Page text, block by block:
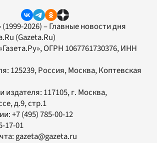
2026) – Главные новости дня
(Gazeta.Ru)
, ОГРН 1067761730376, ИНН
125239, Россия, Москва, Коптевская
издателя: 117105, г. Москва,
д.9, стр.1
+7 (495) 785-00-12
17-01
gazeta@gazeta.ru